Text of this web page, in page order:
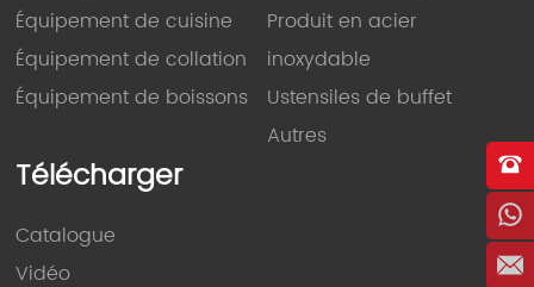
Équipement de cuisine
Équipement de collation
Équipement de boissons
Produit en acier
inoxydable
Ustensiles de buffet
Autres
Télécharger
Catalogue
Vidéo